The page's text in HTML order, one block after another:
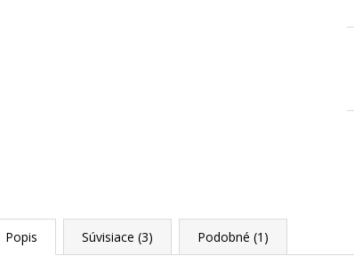
Popis Súvisiace (3) Podobné (1)
POPPERS